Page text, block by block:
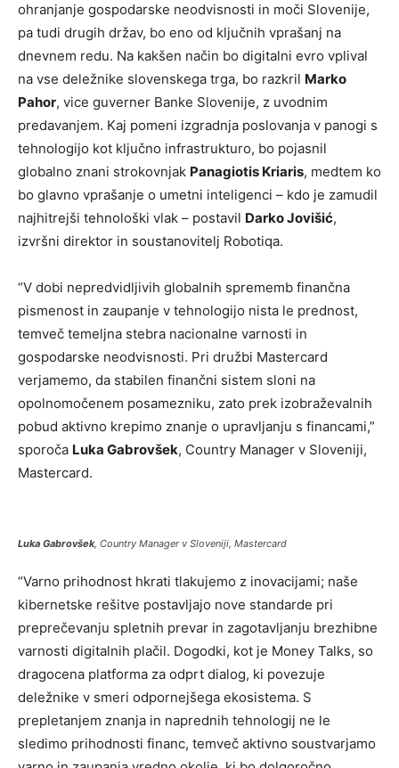
ohranjanje gospodarske neodvisnosti in moči Slovenije,
pa tudi drugih držav, bo eno od ključnih vprašanj na
dnevnem redu. Na kakšen način bo digitalni evro vplival
na vse deležnike slovenskega trga, bo razkril Marko
Pahor, vice guverner Banke Slovenije, z uvodnim
predavanjem. Kaj pomeni izgradnja poslovanja v panogi s
tehnologijo kot ključno infrastrukturo, bo pojasnil
globalno znani strokovnjak Panagiotis Kriaris, medtem ko
bo glavno vprašanje o umetni inteligenci – kdo je zamudil
najhitrejši tehnološki vlak – postavil Darko Jovišić,
izvršni direktor in soustanovitelj Robotiqa.
“V dobi nepredvidljivih globalnih sprememb finančna
pismenost in zaupanje v tehnologijo nista le prednost,
temveč temeljna stebra nacionalne varnosti in
gospodarske neodvisnosti. Pri družbi Mastercard
verjamemo, da stabilen finančni sistem sloni na
opolnomočenem posamezniku, zato prek izobraževalnih
pobud aktivno krepimo znanje o upravljanju s financami,”
sporoča Luka Gabrovšek, Country Manager v Sloveniji,
Mastercard.
Luka Gabrovšek, Country Manager v Sloveniji, Mastercard
“Varno prihodnost hkrati tlakujemo z inovacijami; naše
kibernetske rešitve postavljajo nove standarde pri
preprečevanju spletnih prevar in zagotavljanju brezhibne
varnosti digitalnih plačil. Dogodki, kot je Money Talks, so
dragocena platforma za odprt dialog, ki povezuje
deležnike v smeri odpornejšega ekosistema. S
prepletanjem znanja in naprednih tehnologij ne le
sledimo prihodnosti financ, temveč aktivno soustvarjamo